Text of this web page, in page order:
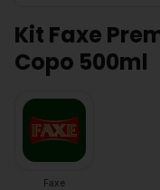
Kit Faxe
Copo 500ml
Faxe